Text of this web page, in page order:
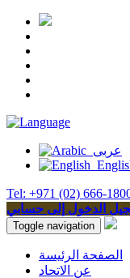
عربى
Tel: +971 (02) 666-
الدخول إلى حسابي
Toggle navigation
الصفحة الرئيسة
عن الاتحاد